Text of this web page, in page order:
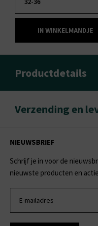
IN WINKELMANDJE
Productdetails
Verzending en
NIEUWSBRIEF
Schrijf je in voor de
nieuwste producten en